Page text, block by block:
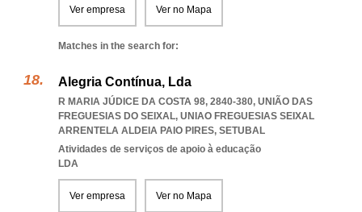
Ver empresa Ver no Mapa
Matches in the search for:
Alegria Contínua, Lda
R MARIA JÚDICE DA COSTA 98, 2840-380, UNIÃO DAS
FREGUESIAS DO SEIXAL, UNIAO FREGUESIAS SEIXAL
ARRENTELA ALDEIA PAIO PIRES, SETUBAL
Atividades de serviços de apoio à educação
LDA
Ver empresa Ver no Mapa